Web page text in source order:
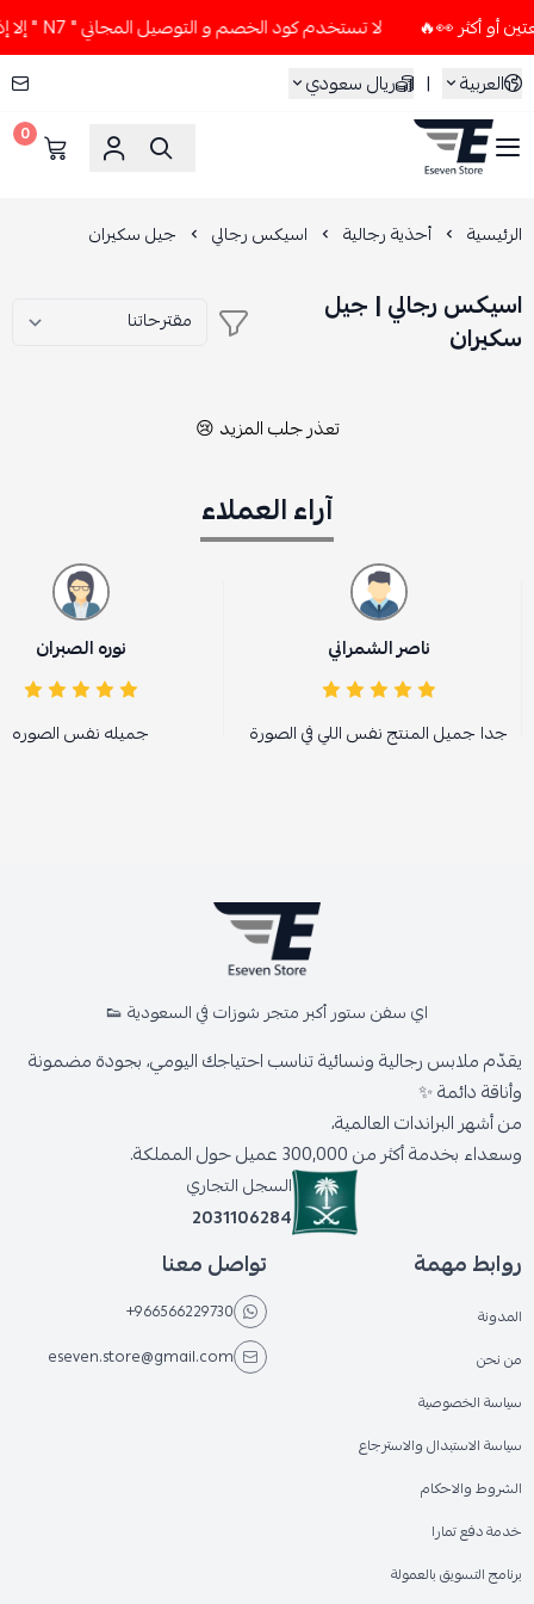
لا تستخدم كود الخصم و التوصيل المجاني " N7 " إلا إذا طلبت قطعتين أو أكثر 👀🔥
العربية
| ريال سعودي
ESEVEN STORE
0
الرئيسية أحذية رجالية اسيكس رجالي جيل سكيران
اسيكس رجالي | جيل
سكيران
تعذر جلب المزيد 😢
آراء العملاء
ناصر الشمراني
جدا جميل المنتج نفس اللي في الصورة
نوره الصبران
جميله نفس الصوره
اي سفن ستور أكبر متجر شوزات في السعودية 👟
يقدّم ملابس رجالية ونسائية تناسب احتياجك اليومي، بجودة مضمونة
وأناقة دائمة ✨
من أشهر البراندات العالمية،
وسعداء بخدمة أكثر من 300,000 عميل حول المملكة.
السجل التجاري
2031106284
روابط مهمة
المدونة
من نحن
سياسة الخصوصية
سياسة الاستبدال والاسترجاع
الشروط والاحكام
خدمة دفع تمارا
برنامج التسويق بالعمولة
تواصل معنا
+966566229730
eseven.store@gmail.com